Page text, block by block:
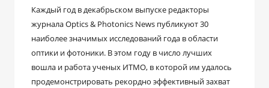
Каждый год в декабрьском выпуске редакторы
журнала Optics & Photonics News публикуют 30
наиболее значимых исследований года в области
оптики и фотоники. В этом году в число лучших
вошла и работа ученых ИТМО, в которой им удалось
продемонстрировать рекордно эффективный захват